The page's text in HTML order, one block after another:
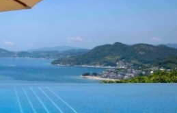
Transportinformationen bei